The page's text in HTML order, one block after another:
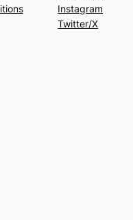
Instagram
Twitter/X